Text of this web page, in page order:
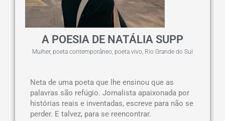
A POESIA DE NATÁLIA SUPP
Mulher, poeta contemporâneo, poeta vivo, Rio Grande do Sul
Neta de uma poeta que lhe ensinou que as
palavras são refúgio. Jornalista apaixonada por
histórias reais e inventadas, escreve para não se
perder. E talvez, para se reencontrar.